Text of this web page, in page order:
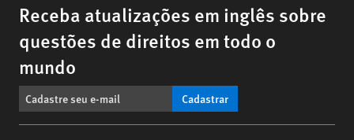
Receba atualizações em inglês sobre
questões de direitos em todo o
mundo
Cadastrar